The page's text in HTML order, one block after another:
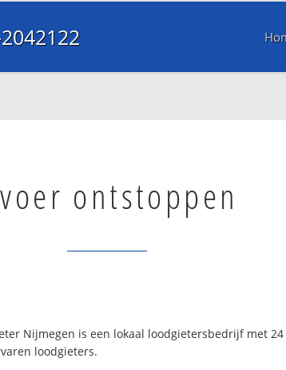
ontstoppen
Nijmegen is een lokaal loodgietersbedrijf met
loodgieters.